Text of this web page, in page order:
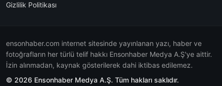
Gizlilik Politikası
ensonhaber.com internet sitesinde yayınlanan yazı, haber ve
fotoğrafların her türlü telif hakkı Ensonhaber Medya A.Ş'ye aittir.
İzin alınmadan, kaynak gösterilerek dahi iktibas edilemez.
© 2026 Ensonhaber Medya A.Ş. Tüm hakları saklıdır.